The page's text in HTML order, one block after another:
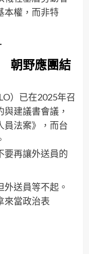
本權，而非特
朝野應團結
）已在2025年召
建議書會議，
員法案》，而台
要再讓外送員的
外送員等不起。
來當政治表